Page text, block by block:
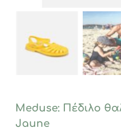
Meduse: Πέδιλο
Jaune